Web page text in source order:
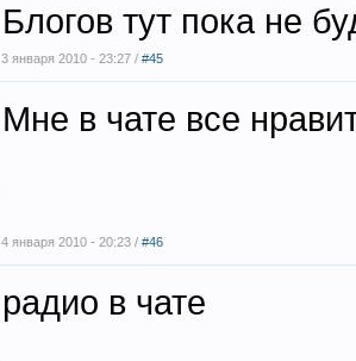
Блогов тут пока не
3 января 2010 - 23:27 / #45
Мне в чате все
4 января 2010 - 20:23 / #46
радио в чате